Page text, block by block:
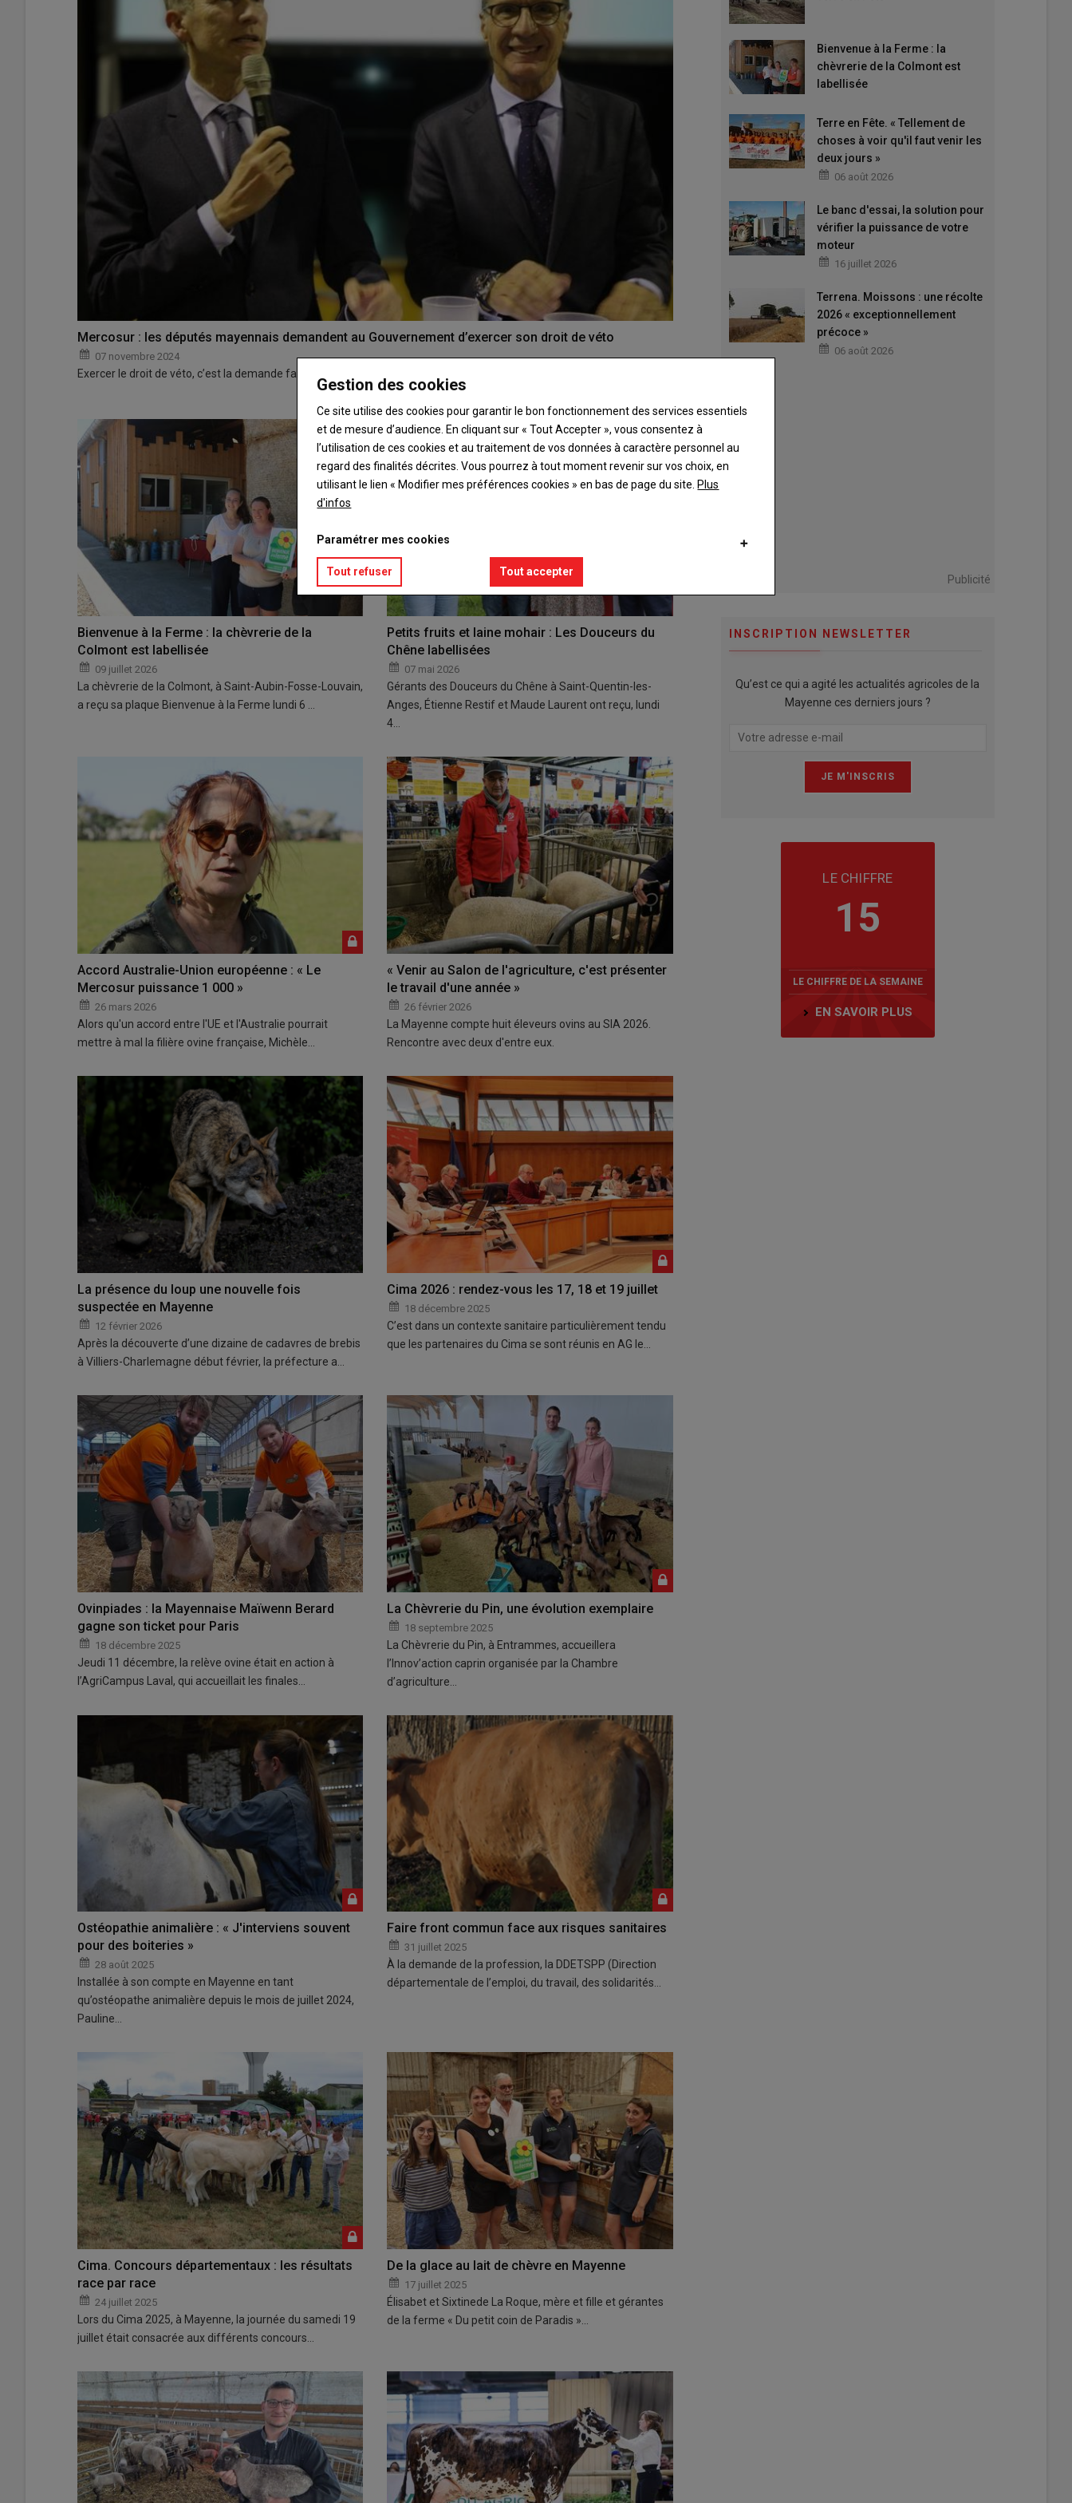
Mercosur : les députés mayennais demandent au Gouvernement d’exercer son droit de véto
07 novembre 2024
Exercer le droit de véto, c’est la demande faite au Gouvernement par 200 députés, dont les Mayennais…
Bienvenue à la Ferme : la chèvrerie de la
Colmont est labellisée
09 juillet 2026
La chèvrerie de la Colmont, à Saint-Aubin-Fosse-Louvain,
a reçu sa plaque Bienvenue à la Ferme lundi 6 …
Petits fruits et laine mohair : Les Douceurs du
Chêne labellisées
07 mai 2026
Gérants des Douceurs du Chêne à Saint-Quentin-les-
Anges, Étienne Restif et Maude Laurent ont reçu, lundi
4…
Accord Australie-Union européenne : « Le
Mercosur puissance 1 000 »
26 mars 2026
Alors qu'un accord entre l'UE et l'Australie pourrait
mettre à mal la filière ovine française, Michèle…
« Venir au Salon de l'agriculture, c'est présenter
le travail d'une année »
26 février 2026
La Mayenne compte huit éleveurs ovins au SIA 2026.
Rencontre avec deux d'entre eux.
La présence du loup une nouvelle fois
suspectée en Mayenne
12 février 2026
Après la découverte d’une dizaine de cadavres de brebis
à Villiers-Charlemagne début février, la préfecture a…
Cima 2026 : rendez-vous les 17, 18 et 19 juillet
18 décembre 2025
C’est dans un contexte sanitaire particulièrement tendu
que les partenaires du Cima se sont réunis en AG le…
Ovinpiades : la Mayennaise Maïwenn Berard
gagne son ticket pour Paris
18 décembre 2025
Jeudi 11 décembre, la relève ovine était en action à
l’AgriCampus Laval, qui accueillait les finales…
La Chèvrerie du Pin, une évolution exemplaire
18 septembre 2025
La Chèvrerie du Pin, à Entrammes, accueillera
l’Innov’action caprin organisée par la Chambre
d’agriculture…
Ostéopathie animalière : « J'interviens souvent
pour des boiteries »
28 août 2025
Installée à son compte en Mayenne en tant
qu’ostéopathe animalière depuis le mois de juillet 2024,
Pauline…
Faire front commun face aux risques sanitaires
31 juillet 2025
À la demande de la profession, la DDETSPP (Direction
départementale de l’emploi, du travail, des solidarités…
Cima. Concours départementaux : les résultats
race par race
24 juillet 2025
Lors du Cima 2025, à Mayenne, la journée du samedi 19
juillet était consacrée aux différents concours…
De la glace au lait de chèvre en Mayenne
17 juillet 2025
Élisabet et Sixtinede La Roque, mère et fille et gérantes
de la ferme « Du petit coin de Paradis »…
Bienvenue à la Ferme : la
chèvrerie de la Colmont est
labellisée
Terre en Fête. « Tellement de
choses à voir qu'il faut venir les
deux jours »
06 août 2026
Le banc d'essai, la solution pour
vérifier la puissance de votre
moteur
16 juillet 2026
Terrena. Moissons : une récolte
2026 « exceptionnellement
précoce »
06 août 2026
Publicité
INSCRIPTION NEWSLETTER
Qu’est ce qui a agité les actualités agricoles de la
Mayenne ces derniers jours ?
LE CHIFFRE
15
LE CHIFFRE DE LA SEMAINE
EN SAVOIR PLUS
Gestion des cookies
Ce site utilise des cookies pour garantir le bon fonctionnement des services essentiels
et de mesure d’audience. En cliquant sur « Tout Accepter », vous consentez à
l’utilisation de ces cookies et au traitement de vos données à caractère personnel au
regard des finalités décrites. Vous pourrez à tout moment revenir sur vos choix, en
utilisant le lien « Modifier mes préférences cookies » en bas de page du site. Plus
d'infos
Paramétrer mes cookies
Tout refuser Tout accepter